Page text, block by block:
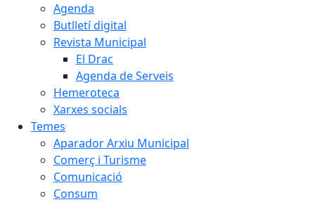
Agenda
Butlletí digital
Revista Municipal
El Drac
Agenda de Serveis
Hemeroteca
Xarxes socials
Temes
Aparador Arxiu Municipal
Comerç i Turisme
Comunicació
Consum